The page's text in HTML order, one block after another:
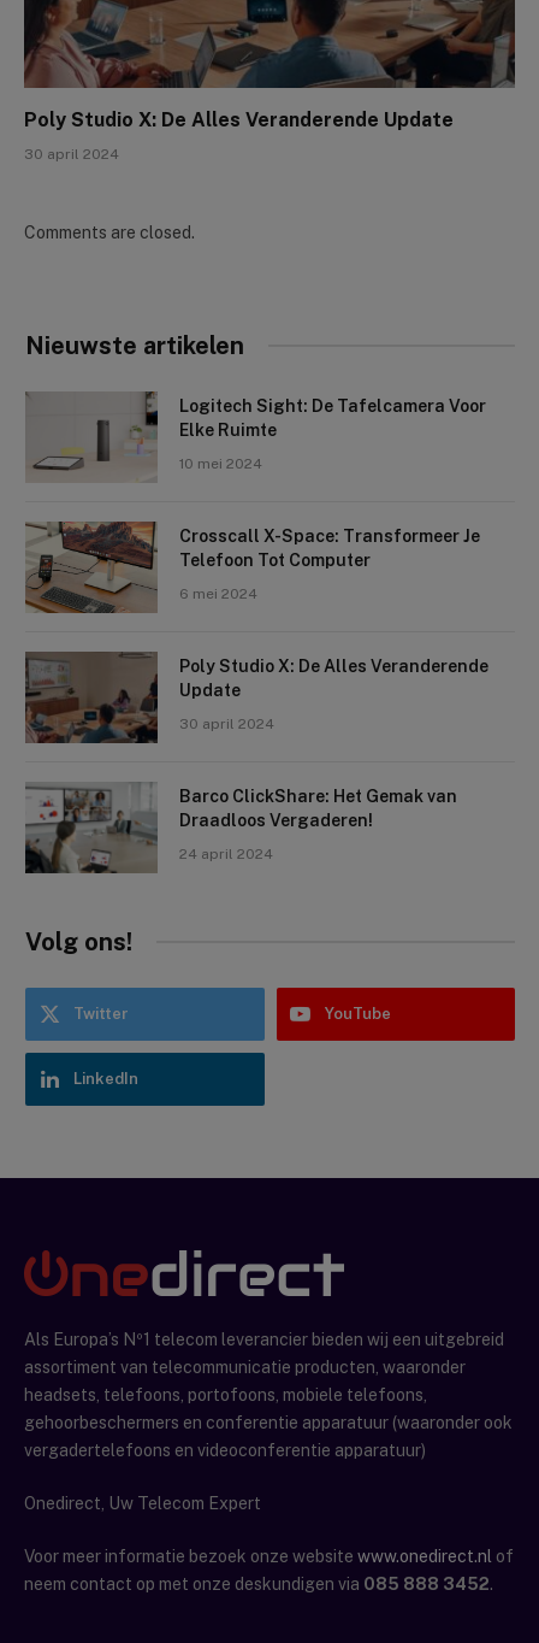
Poly Studio X: De Alles Veranderende Update
30 april 2024
Comments are closed.
Nieuwste artikelen
Logitech Sight: De Tafelcamera Voor
Elke Ruimte
10 mei 2024
Crosscall X-Space: Transformeer Je
Telefoon Tot Computer
6 mei 2024
Poly Studio X: De Alles Veranderende
Update
30 april 2024
Barco ClickShare: Het Gemak van
Draadloos Vergaderen!
24 april 2024
Volg ons!
Twitter YouTube
LinkedIn
Als Europa’s Nº1 telecom leverancier bieden wij een uitgebreid
assortiment van telecommunicatie producten, waaronder
headsets, telefoons, portofoons, mobiele telefoons,
gehoorbeschermers en conferentie apparatuur (waaronder ook
vergadertelefoons en videoconferentie apparatuur)
Onedirect, Uw Telecom Expert
Voor meer informatie bezoek onze website www.onedirect.nl of
neem contact op met onze deskundigen via 085 888 3452.